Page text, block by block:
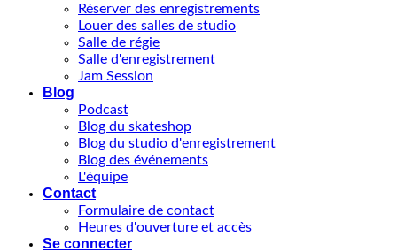
Réserver des enregistrements
Louer des salles de studio
Salle de régie
Salle d'enregistrement
Jam Session
Blog
Podcast
Blog du skateshop
Blog du studio d'enregistrement
Blog des événements
L'équipe
Contact
Formulaire de contact
Heures d'ouverture et accès
Se connecter